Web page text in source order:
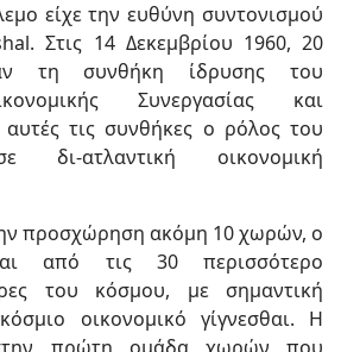
είχε την ευθύνη συντονισμού
Στις 14 Δεκεμβρίου 1960, 20
τη συνθήκη ίδρυσης του
Συνεργασίας και
τις συνθήκες ο ρόλος του
δι-ατλαντική οικονομική
προσχώρηση ακόμη 10 χωρών, ο
από τις 30 περισσότερο
του κόσμου, με σημαντική
οικονομικό γίγνεσθαι. Η